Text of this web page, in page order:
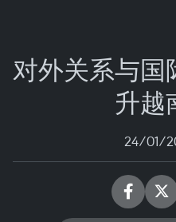
对外关系与国
升越
24/01/